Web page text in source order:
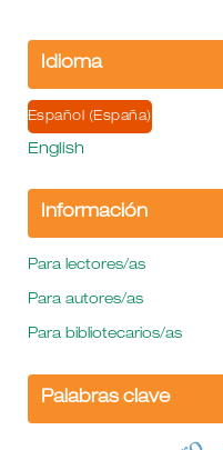
Idioma
Español (España)
English
Información
Para lectores/as
Para autores/as
Para bibliotecarios/as
Palabras clave